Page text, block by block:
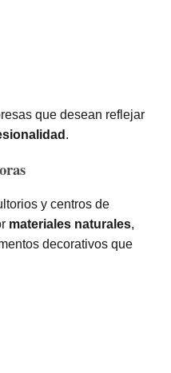
que desean reflejar
.
y centros de
materiales naturales,
decorativos que